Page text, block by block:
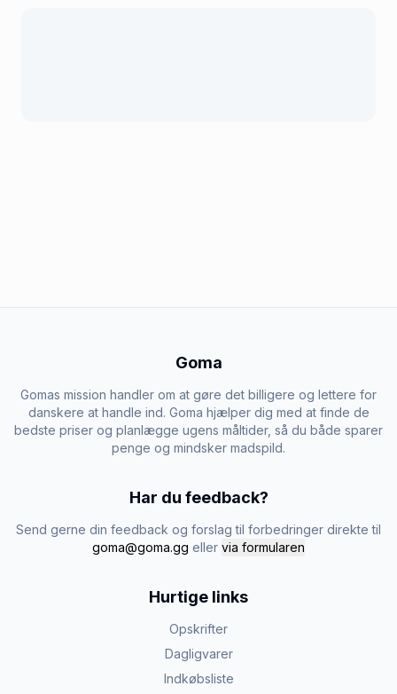
Goma
Gomas mission handler om at gøre det billigere og lettere for
danskere at handle ind. Goma hjælper dig med at finde de
bedste priser og planlægge ugens måltider, så du både sparer
penge og mindsker madspild.
Har du feedback?
Send gerne din feedback og forslag til forbedringer direkte til
goma@goma.gg eller via formularen
Hurtige links
Opskrifter
Dagligvarer
Indkøbsliste